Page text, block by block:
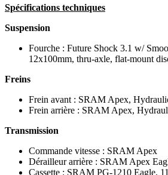
Spécifications techniques
Suspension
Fourche : Future Shock 3.1 w/
12x100mm, thru-axle, flat-mount
Freins
Frein avant : SRAM Apex,
Frein arrière : SRAM Apex,
Transmission
Commande vitesse : SRAM Apex
Dérailleur arrière : SRAM Apex
Cassette : SRAM PG-1210 Eagle,